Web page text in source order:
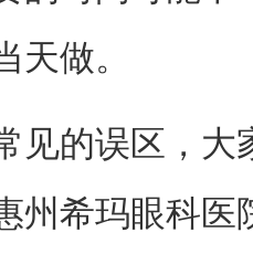
天做。
的误区，大
州希玛眼科医